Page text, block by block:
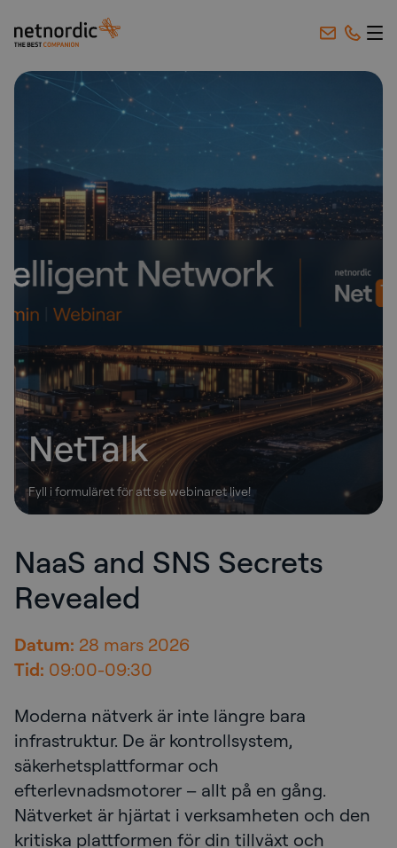
NetNordic Sweden
NetTalk
Fyll i formuläret för att se webinaret live!
NetTalk
NaaS and SNS Secrets
Revealed
Datum: 28 mars 2026
Tid: 09:00-09:30
Moderna nätverk är inte längre bara
infrastruktur. De är kontrollsystem,
säkerhetsplattformar och
efterlevnadsmotorer – allt på en gång.
Nätverket är hjärtat i verksamheten och den
kritiska plattformen för din tillväxt och